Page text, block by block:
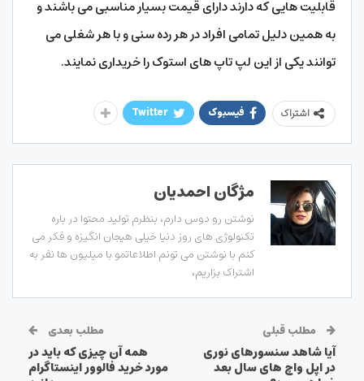
قابلیت هایی که دارند دارای قیمت بسیار مناسبی می باشند و
به همین دلیل تمامی افراد در هر رده سنی و با هر شغلی می
توانند یکی از این لپ تاپ های استوک را خریداری نمایند.
اشتراک فیسبوک Twitter
مژگان احمدیان
نوشتن رو دوس دارم، بنظرم تولید محتوا در باره
تکنولوژی های روز دنیا خیلی هیجان انگیزه و فکر می
کنم با نوشتن می تونم اطلاعاتمو با میلیون ها نفر به
اشتراک بزاریم،
مطلب قبلی
آیا شاهد سنسورهای نوری
در اپل واچ های سال بعد
مطلب بعدی
همه آن چیزی که باید در
مورد خرید فالوور اینستاگرام